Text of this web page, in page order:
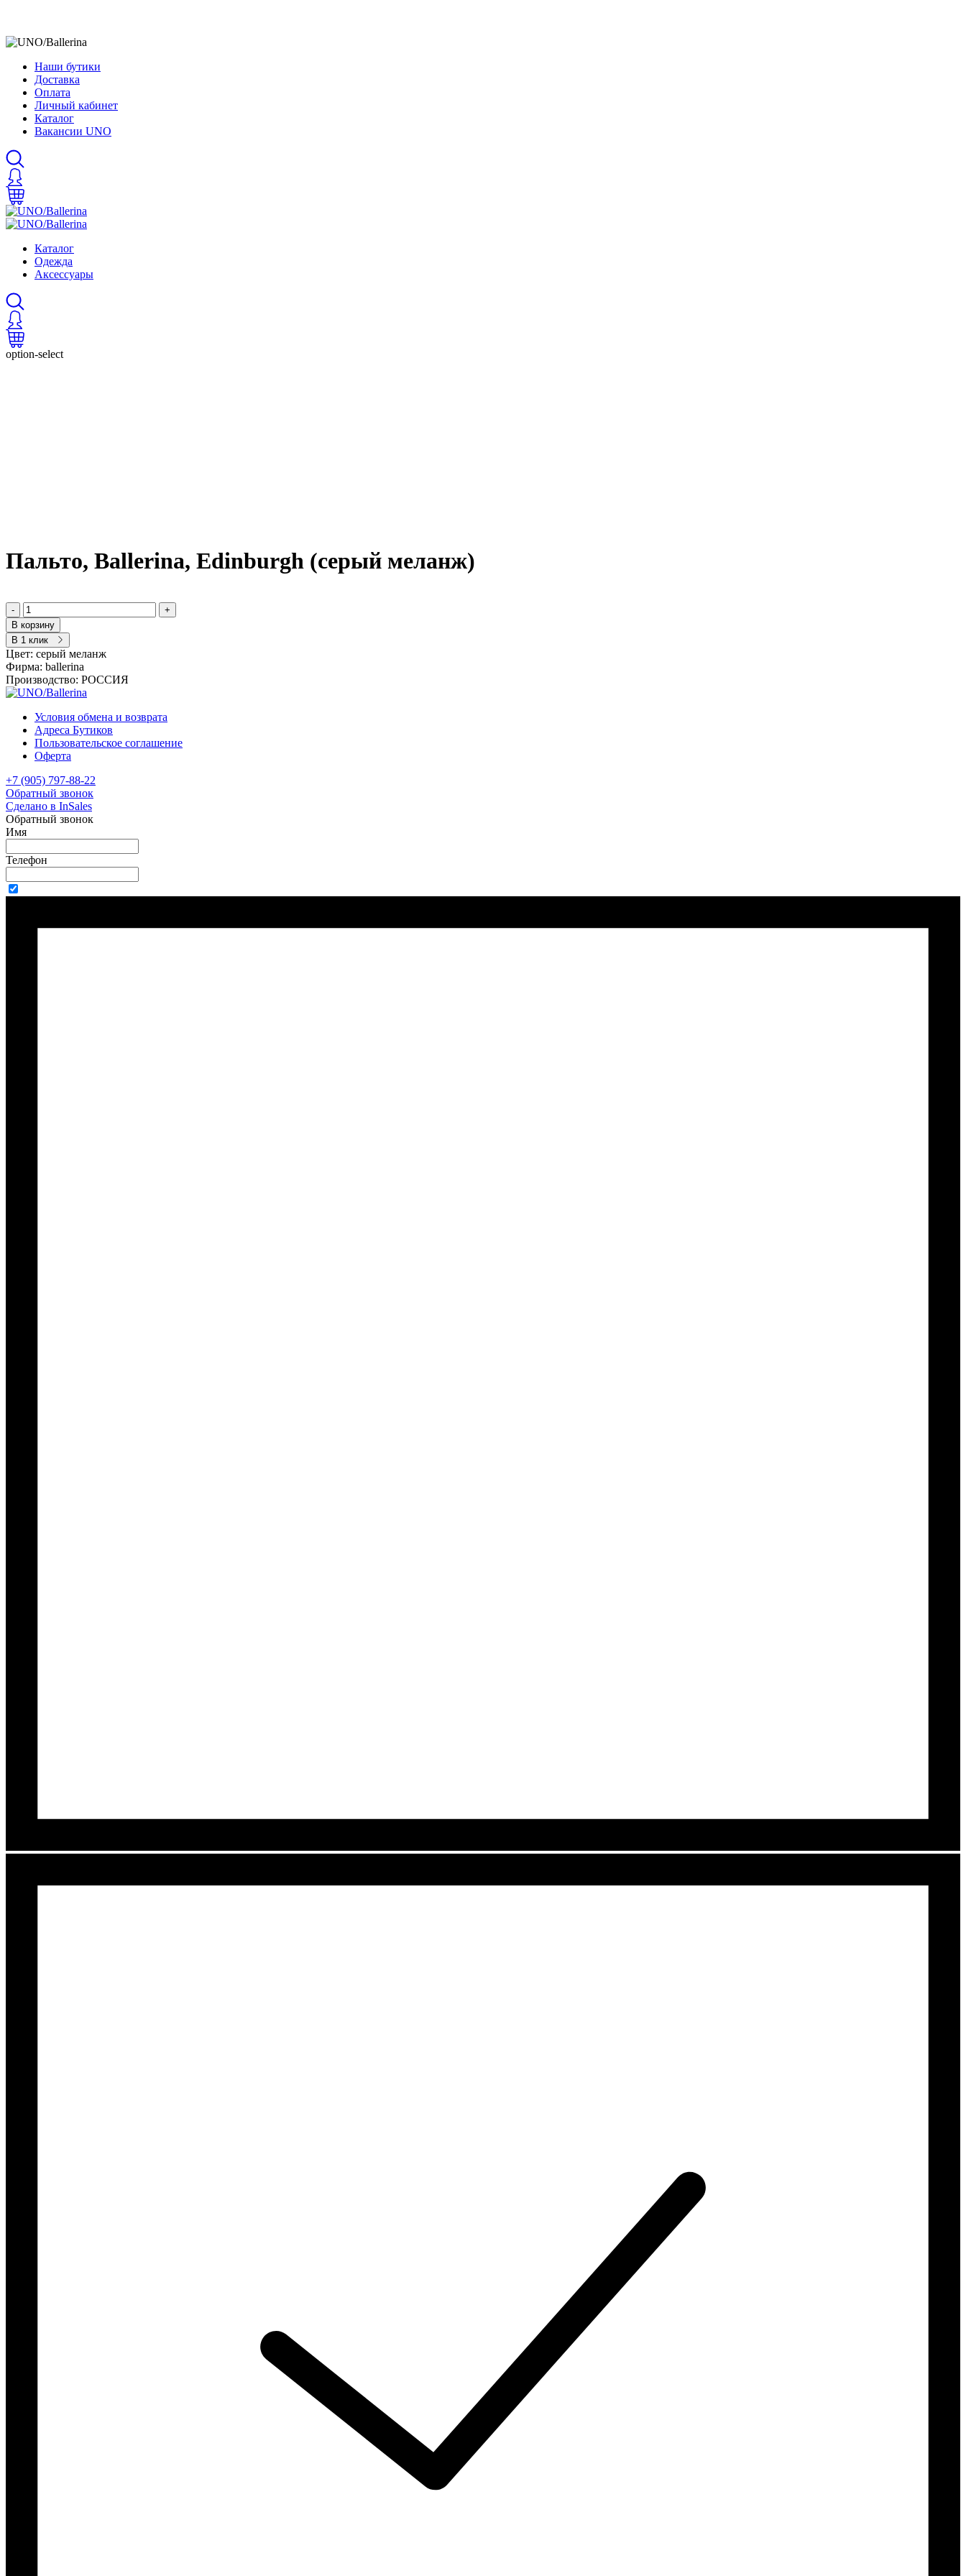
Наши бутики
Доставка
Оплата
Личный кабинет
Каталог
Вакансии UNO
Каталог
Одежда
Аксессуары
option-select
Пальто, Ballerina, Edinburgh (серый меланж)
-
+
В корзину
В 1 клик
Цвет: серый меланж
Фирма: ballerina
Производство: РОССИЯ
Условия обмена и возврата
Адреса Бутиков
Пользовательское соглашение
Оферта
+7 (905) 797-88-22
Обратный звонок
Сделано в InSales
Обратный звонок
Имя
Телефон